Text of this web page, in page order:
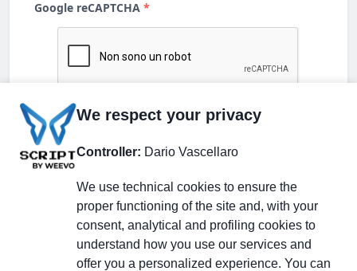
Partecipa alla discussione
We respect your privacy
Controller: Dario Vascellaro
We use technical cookies to ensure the
proper functioning of the site and, with your
consent, analytical and profiling cookies to
understand how you use our services and
offer you a personalized experience. You can